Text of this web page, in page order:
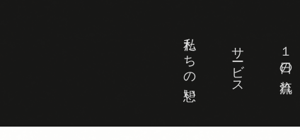
私たちの想い サービス １日の流れ